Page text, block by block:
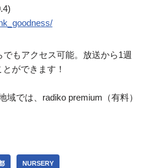
もアクセス可能。放送から1週
ができます！
では、radiko premium（有料）
NURSERY